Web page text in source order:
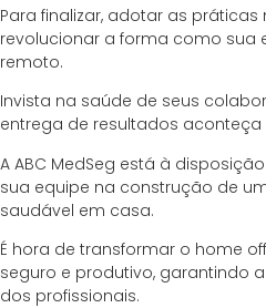
Para finalizar, adotar as
revolucionar a forma como sua
remoto.
Invista na saúde de seus
entrega de resultados
A ABC MedSeg está à
sua equipe na construção de
saudável em casa.
É hora de transformar o home
seguro e produtivo, garantindo
dos profissionais.